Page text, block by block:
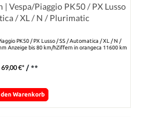
| Vespa/Piaggio PK50 / PX Lusso
/ XL / N / Plurimatic
PK50 / PX Lusso / SS / Automatica / XL / N /
Anzeige bis 80 km/hZiffern in orangeca 11600 km
69,00 €* / **
den Warenkorb